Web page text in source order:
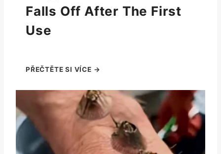
Falls Off After The First
Use